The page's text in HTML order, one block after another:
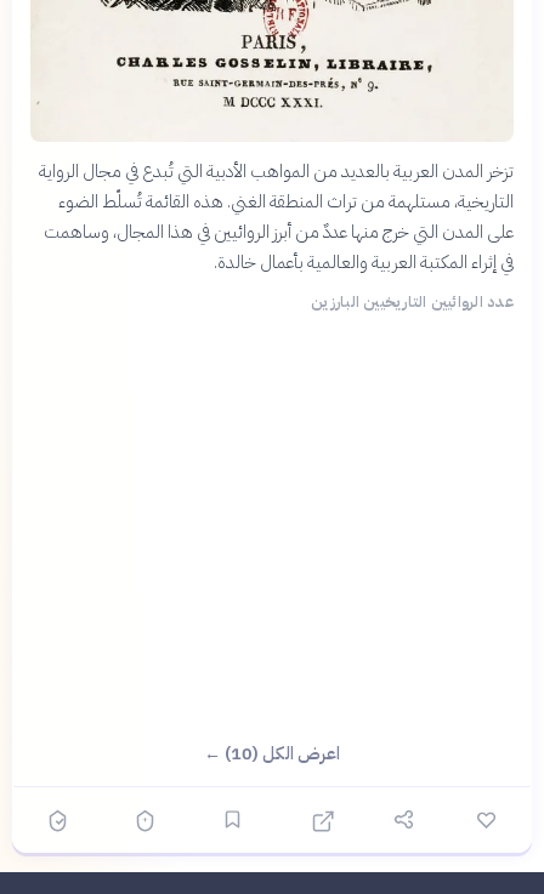
تزخر المدن العربية بالعديد من المواهب الأدبية التي تُبدع في مجال الرواية
التاريخية، مستلهمة من تراث المنطقة الغني. هذه القائمة تُسلّط الضوء
على المدن التي خرج منها عددٌ من أبرز الروائيين في هذا المجال، وساهمت
في إثراء المكتبة العربية والعالمية بأعمال خالدة.
عدد الروائيين التاريخيين البارزين
اعرض الكل (10) ←